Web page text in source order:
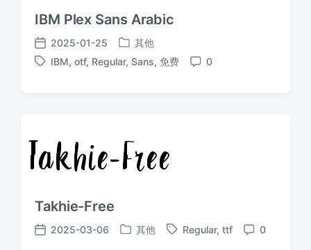
IBM Plex Sans Arabic
发
布
2025-01-25
发
布
其他
标
IBM, otf, Regular, Sans, 免费
评
0
Takhie-Free
发
2025-03-06
发
其他
标
Regular, ttf
评
0